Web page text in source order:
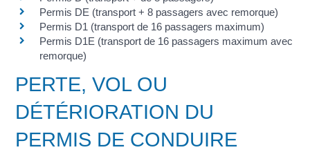
Permis DE (transport + 8 passagers avec remorque)
Permis D1 (transport de 16 passagers maximum)
Permis D1E (transport de 16 passagers maximum avec
remorque)
PERTE, VOL OU
DÉTÉRIORATION DU
PERMIS DE CONDUIRE